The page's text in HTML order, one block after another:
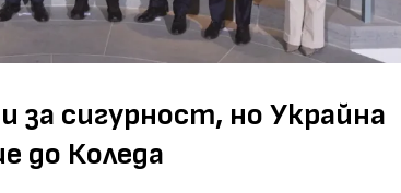
за сигурност, но Украйна
до Коледа